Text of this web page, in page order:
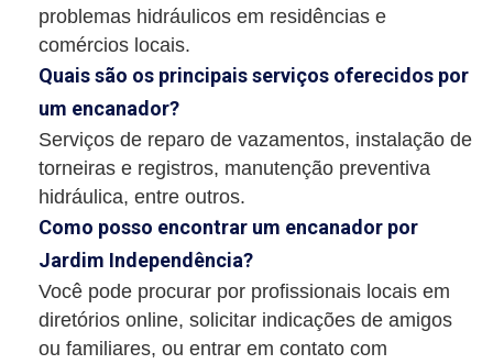
problemas hidráulicos em residências e
comércios locais.
Quais são os principais serviços oferecidos por
um encanador?
Serviços de reparo de vazamentos, instalação de
torneiras e registros, manutenção preventiva
hidráulica, entre outros.
Como posso encontrar um encanador por
Jardim Independência?
Você pode procurar por profissionais locais em
diretórios online, solicitar indicações de amigos
ou familiares, ou entrar em contato com